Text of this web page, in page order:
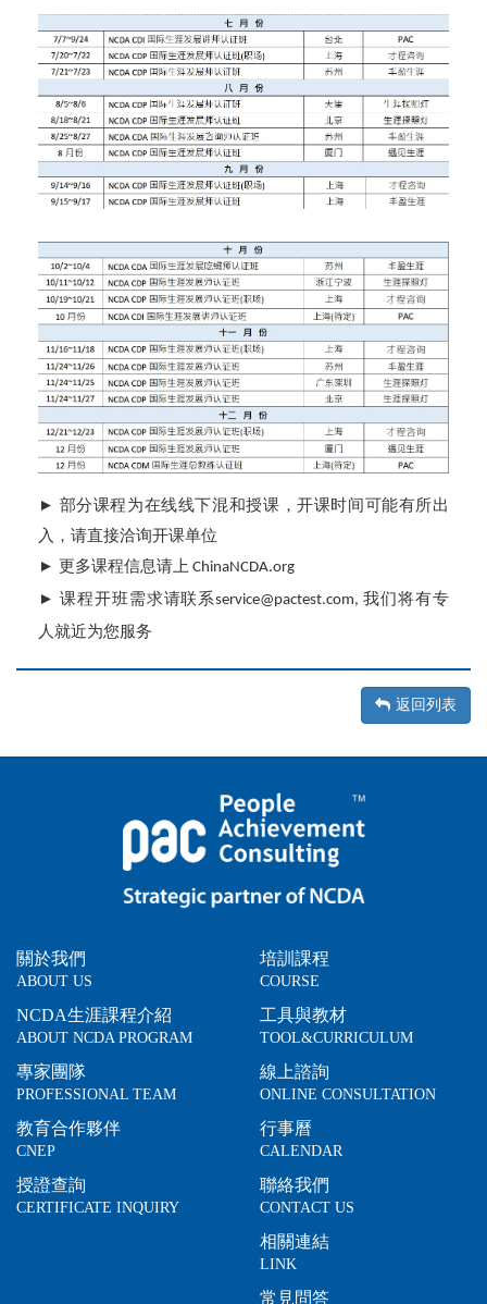
► 部分课程为在线线下混和授课，开课时间可能有所出
入，请直接洽询开课单位
► 更多课程信息请上 ChinaNCDA.org
► 课程开班需求请联系service@pactest.com,我们将有专
人就近为您服务
返回列表
關於我們
ABOUT US
NCDA生涯課程介紹
ABOUT NCDA PROGRAM
專家團隊
PROFESSIONAL TEAM
教育合作夥伴
CNEP
授證查詢
CERTIFICATE INQUIRY
培訓課程
COURSE
工具與教材
TOOL&CURRICULUM
線上諮詢
ONLINE CONSULTATION
行事曆
CALENDAR
聯絡我們
CONTACT US
相關連結
LINK
常見問答